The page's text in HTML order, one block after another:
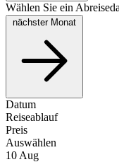
Wählen Sie ein
nächster Monat
Datum
Reiseablauf
Preis
Auswählen
10 Aug